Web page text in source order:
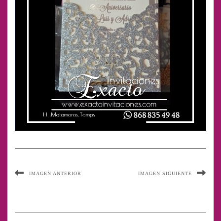
IMAGEN ANTERIOR IMAGEN SIGUIENTE